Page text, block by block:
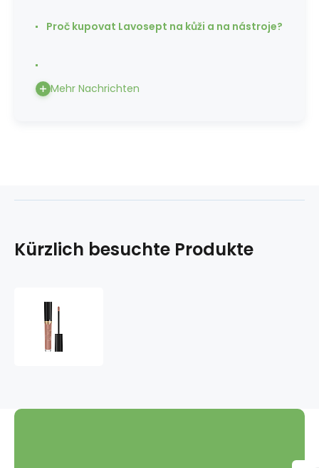
Proč kupovat Lavosept na kůži a na nástroje?
Mehr Nachrichten
Kürzlich besuchte Produkte
matter